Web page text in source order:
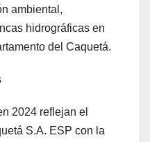
ambiental,
hidrográficas en
del Caquetá.
2024 reflejan el
S.A. ESP con la